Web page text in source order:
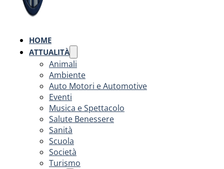
HOME
ATTUALITÀ
Animali
Ambiente
Auto Motori e Automotive
Eventi
Musica e Spettacolo
Salute Benessere
Sanità
Scuola
Società
Turismo